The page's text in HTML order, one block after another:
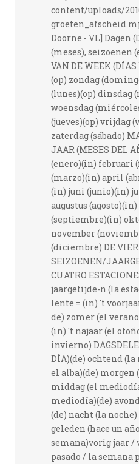
content/uploads/
Doorne - VL] Dagen
(meses), seizoenen
VAN DE WEEK
(op) zondag
(lunes)(op) dinsdag
woensdag
(jueves)(op) vrijdag
zaterdag (sábado)
JAAR (MESES DEL
(enero)(in) februari
(marzo)(in) april
(in) juni (junio)(in)
augustus
(septiembre)(in)
november
(diciembre) DE VIER
SEIZOENEN/
CUATRO
jaargetijde-n (la
lente = (in) 't
de) zomer (el
(in) 't najaar (el
invierno)
DÍA)(de) ochtend
el alba)(de) morgen
middag (el
mediodía)(de)
(de) nacht (la
geleden (hace un
semana)vorig jaar /
pasado / la semana